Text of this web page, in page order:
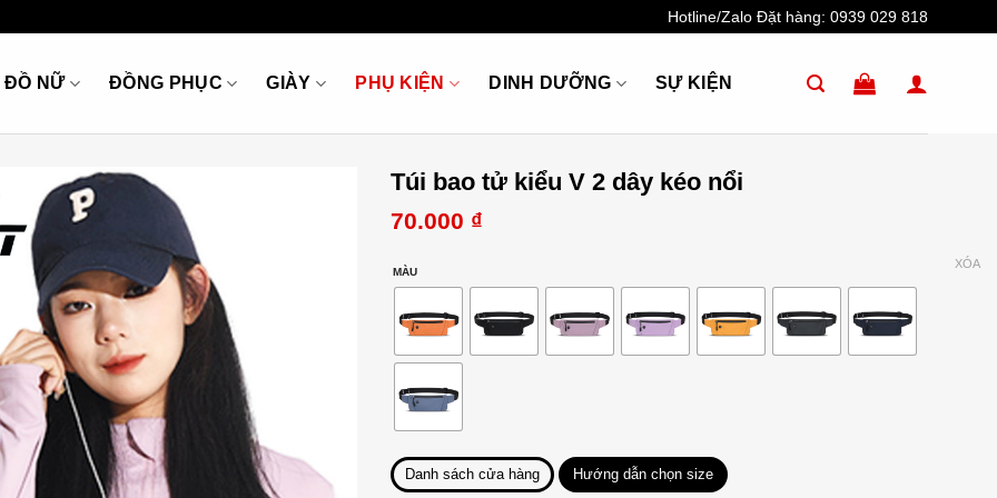
Hotline/Zalo Đặt hàng: 0939 029 818
ĐỒ NỮ ĐỒNG PHỤC GIÀY PHỤ KIỆN DINH DƯỠNG SỰ KIỆN
Túi bao tử kiểu V 2 dây kéo nổi
70.000 ₫
MÀU
XÓA
Danh sách cửa hàng Hướng dẫn chọn size